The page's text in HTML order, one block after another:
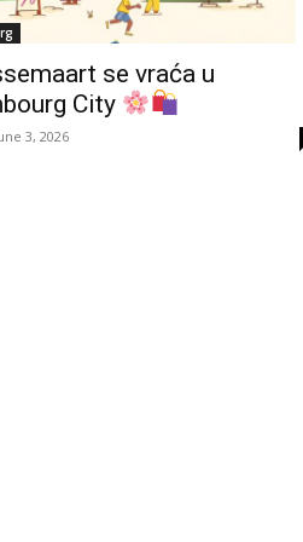
se vraća u
City
3, 2026